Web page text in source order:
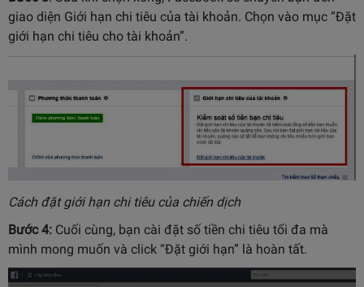
giao diện Giới hạn chi tiêu của tài khoản. Chọn vào mục “Đặt
giới hạn chi tiêu cho tài khoản”.
Cách đặt giới hạn chi tiêu của chiến dịch
Bước 4: Cuối cùng, bạn cài đặt số tiền chi tiêu tối đa mà
mình mong muốn và click “Đặt giới hạn” là hoàn tất.